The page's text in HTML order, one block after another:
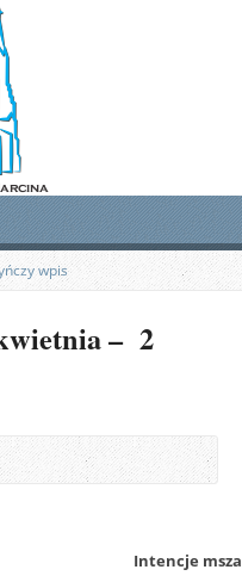
wpis
– 2
Intencje